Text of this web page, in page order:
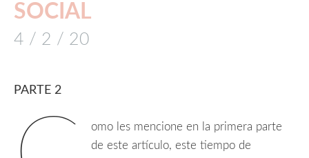
SOCIAL
4 / 2 / 20
PARTE 2
omo les mencione en la primera parte
de este artículo, este tiempo de